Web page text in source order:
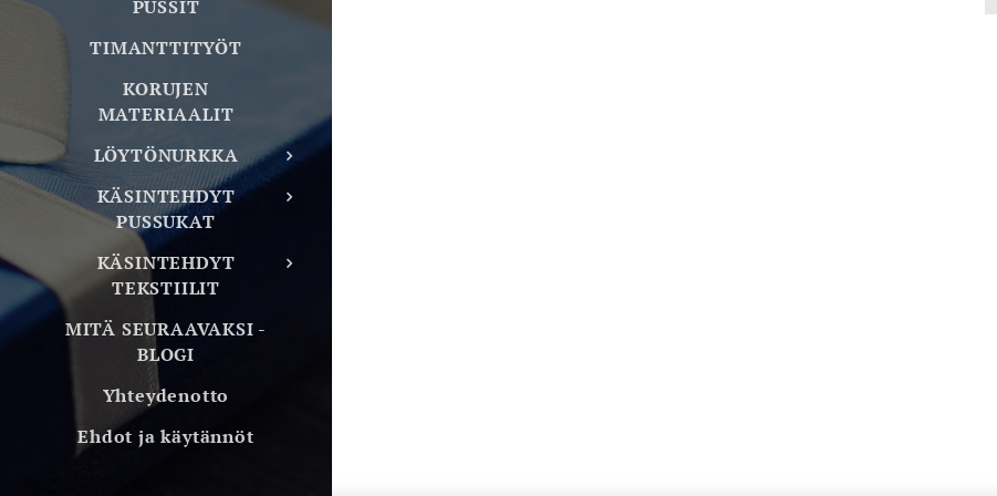
PUSSIT
TIMANTTITYÖT
KORUJEN
MATERIAALIT
LÖYTÖNURKKA
KÄSINTEHDYT
PUSSUKAT
KÄSINTEHDYT
TEKSTIILIT
MITÄ SEURAAVAKSI -
BLOGI
Yhteydenotto
Ehdot ja käytännöt